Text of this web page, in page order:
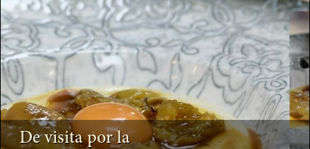
De visita por la